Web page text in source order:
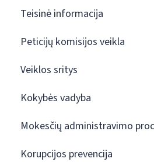
Teisinė informacija
Peticijų komisijos veikla
Veiklos sritys
Kokybės vadyba
Mokesčių administravimo
Korupcijos prevencija